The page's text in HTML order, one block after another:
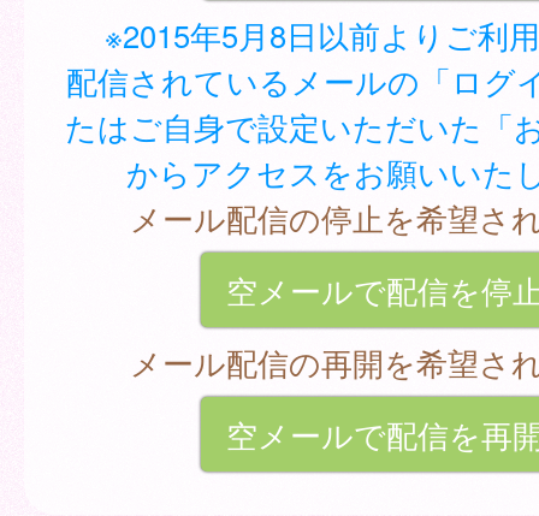
※2015年5月8日以前よりご利
配信されているメールの「ログ
たはご自身で設定いただいた「
からアクセスをお願いいた
メール配信の停止を希望さ
空メールで配信を停
メール配信の再開を希望さ
空メールで配信を再